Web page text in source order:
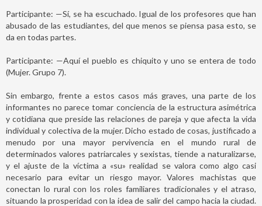
Participante: —Sí, se ha escuchado. Igual de los profesores que han
abusado de las estudiantes, del que menos se piensa pasa esto, se
da en todas partes.
Participante: —Aquí el pueblo es chiquito y uno se entera de todo
(Mujer. Grupo 7).
Sin embargo, frente a estos casos más graves, una parte de los
informantes no parece tomar conciencia de la estructura asimétrica
y cotidiana que preside las relaciones de pareja y que afecta la vida
individual y colectiva de la mujer. Dicho estado de cosas, justificado a
menudo por una mayor pervivencia en el mundo rural de
determinados valores patriarcales y sexistas, tiende a naturalizarse,
y el ajuste de la víctima a «su» realidad se valora como algo casi
necesario para evitar un riesgo mayor. Valores machistas que
conectan lo rural con los roles familiares tradicionales y el atraso,
situando la prosperidad con la idea de salir del campo hacia la ciudad.